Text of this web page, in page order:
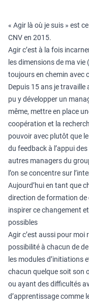
« Agir là où je suis » est
CNV en 2015.
Agir c’est à la fois
les dimensions de ma
toujours en chemin avec
Depuis 15 ans je travaille
pu y développer un
même, mettre en place
coopération et la
pouvoir avec plutôt que
du feedback à l’appui
autres managers du
l’on se concentre sur
Aujourd’hui en tant que
direction de formation de
inspirer ce changement
possibles
Agir c’est aussi pour moi
possibilité à chacun de
les modules d’initiations
chacun quelque soit son
ou ayant des difficultés
d’apprentissage comme